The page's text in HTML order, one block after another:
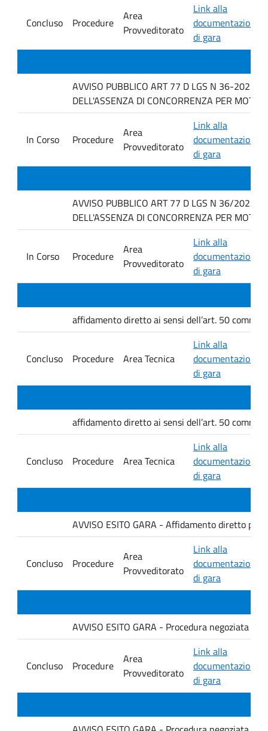
Concluso Procedure
Area
Provveditorato
Link alla
documentazione
di gara
AVVISO PUBBLICO ART 77 D LGS N 36-2023
DELL'ASSENZA DI CONCORRENZA PER MOTIVI
In Corso Procedure
Area
Provveditorato
Link alla
documentazione
di gara
AVVISO PUBBLICO ART 77 D LGS N 36/2023
DELL'ASSENZA DI CONCORRENZA PER MOTIVI
In Corso Procedure
Area
Provveditorato
Link alla
documentazione
di gara
affidamento diretto ai sensi dell’art. 50
Concluso Procedure Area Tecnica
Link alla
documentazione
di gara
affidamento diretto ai sensi dell’art. 50
Concluso Procedure Area Tecnica
Link alla
documentazione
di gara
AVVISO ESITO GARA - Affidamento diretto
Concluso Procedure
Area
Provveditorato
Link alla
documentazione
di gara
AVVISO ESITO GARA - Procedura negoziata
Concluso Procedure
Area
Provveditorato
Link alla
documentazione
di gara